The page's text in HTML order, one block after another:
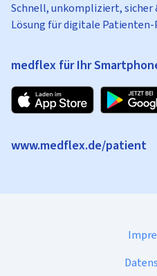
Schnell, unkompliziert, sicher
Lösung für digitale
medflex für Ihr
www.medflex.de/patient